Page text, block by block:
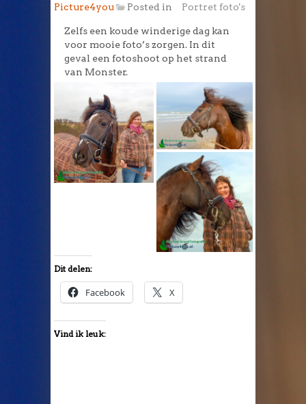
Picture4you
Posted in Portret foto's
Zelfs een koude winderige dag kan
voor mooie foto’s zorgen. In dit
geval een fotoshoot op het strand
van Monster.
Dit delen:
Facebook X
Vind ik leuk: